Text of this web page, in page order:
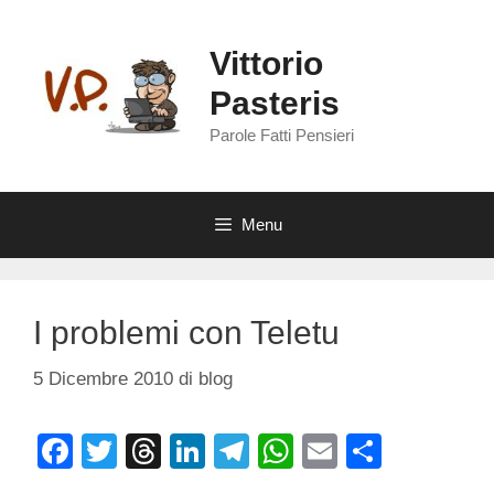
contenuto
Vittorio
Pasteris
Parole Fatti Pensieri
Menu
I problemi con Teletu
5 Dicembre 2010 di blog
F
T
T
Li
T
W E